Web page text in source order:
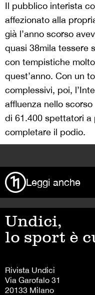
Il pubblico interista
affezionato alla
già l’anno scorso
quasi 38mila tessere
con tempistiche
quest’anno. Con un
complessivi, poi,
affluenza nello
di 61.400 spettatori a
completare il podio.
Leggi anche
Undici,
lo sport è
Rivista Undici
Via Garofalo 31
20133 Milano